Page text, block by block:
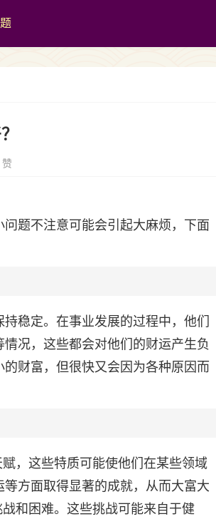
题不注意可能会引起大麻烦，下面
稳定。在事业发展的过程中，他们
况，这些都会对他们的财运产生负
财富，但很快又会因为各种原因而
，这些特质可能使他们在某些领域
方面取得显著的成就，从而大富大
和困难。这些挑战可能来自于健